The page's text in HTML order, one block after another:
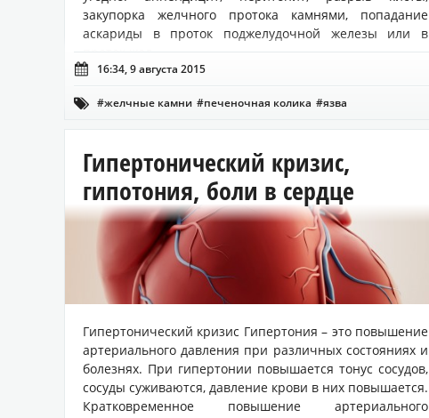
закупорка желчного протока камнями, попадание
аскариды в проток поджелудочной железы или в
проток жел...
 16:34, 9 августа 2015
 #желчные камни #печеночная колика #язва
Гипертонический кризис,
гипотония, боли в сердце
Гипертонический кризис Гипертония – это повышение
артериального давления при различных состояниях и
болезнях. При гипертонии повышается тонус сосудов,
сосуды суживаются, давление крови в них повышается.
Кратковременное повышение артериального